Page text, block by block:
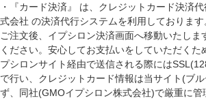
・『カード決済』 は、クレジットカード決済
式会社 の決済代行システムを利用しております
ご注文後、イプシロン決済画面へ移動いたしま
ください。安心してお支払いをしていただくた
プシロンサイト経由で送信される際には
で行い、クレジットカード情報は当サイト(ブ
ず、同社(GMOイプシロン株式会社)で厳重に管